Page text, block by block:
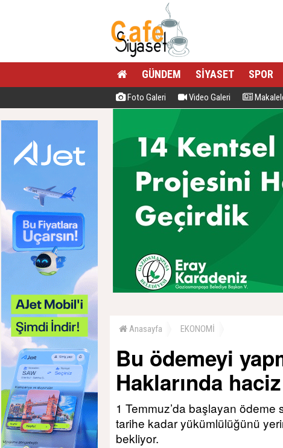
GÜNDEM SİYASET SPOR
Foto Galeri Video Galeri
Anasayfa EKONOMİ
Bu ödemeyi
Haklarında
1 Temmuz’da başlayan ödeme
tarihe kadar yükümlülüğünü
bekliyor.